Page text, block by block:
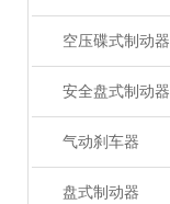
空压碟式制动器
安全盘式制动器
气动刹车器
盘式制动器